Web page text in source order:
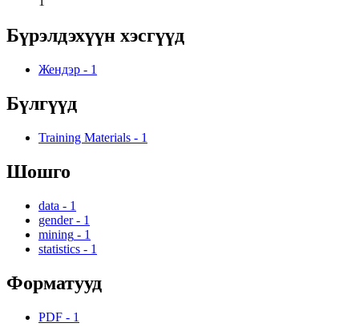
Бүрэлдэхүүн хэсгүүд
Жендэр - 1
Бүлгүүд
Training Materials - 1
Шошго
data - 1
gender - 1
mining - 1
statistics - 1
Форматууд
PDF - 1